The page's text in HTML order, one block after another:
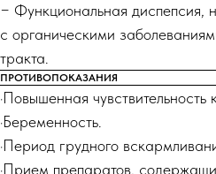
− Функциональная диспепсия,
с органическими
тракта.
ПРОТИВОПОКАЗАНИЯ
·Повышенная
·Беременность.
·Период грудного
·Прием препаратов,